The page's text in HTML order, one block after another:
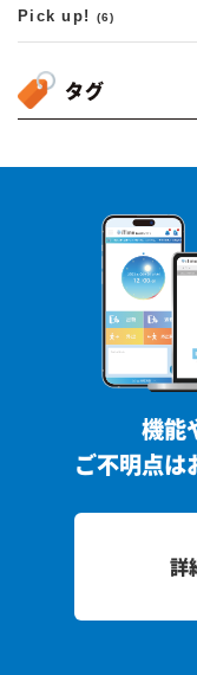
Pick up! (6)
タグ
機能
ご不明点は
詳